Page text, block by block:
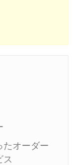
たオーダー
ス